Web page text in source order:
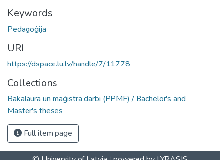
Keywords
Pedagoģija
URI
https://dspace.lu.lv/handle/7/11778
Collections
Bakalaura un maģistra darbi (PPMF) / Bachelor's and
Master's theses
Full item page